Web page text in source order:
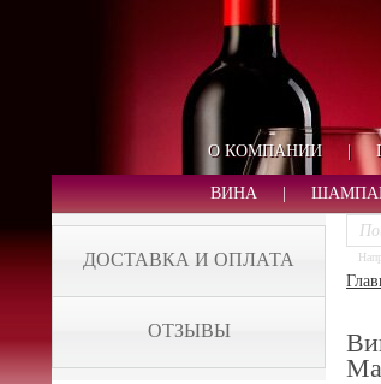
О КОМПАНИИ |
ВИНА
ДОСТАВКА И ОПЛАТА
ОТЗЫВЫ